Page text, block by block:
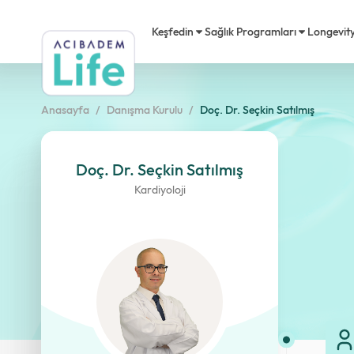
Keşfedin
Danışma Kurulu
Sağlık Programları
Longevity Kalp Sağlığı
Mikrobiyota
Acıbadem Life Hareket
Anasayfa Danışma Kurulu Doç. Dr. Seçkin Satılmış
Doç. Dr. Seçkin Satılmış
Kardiyoloji